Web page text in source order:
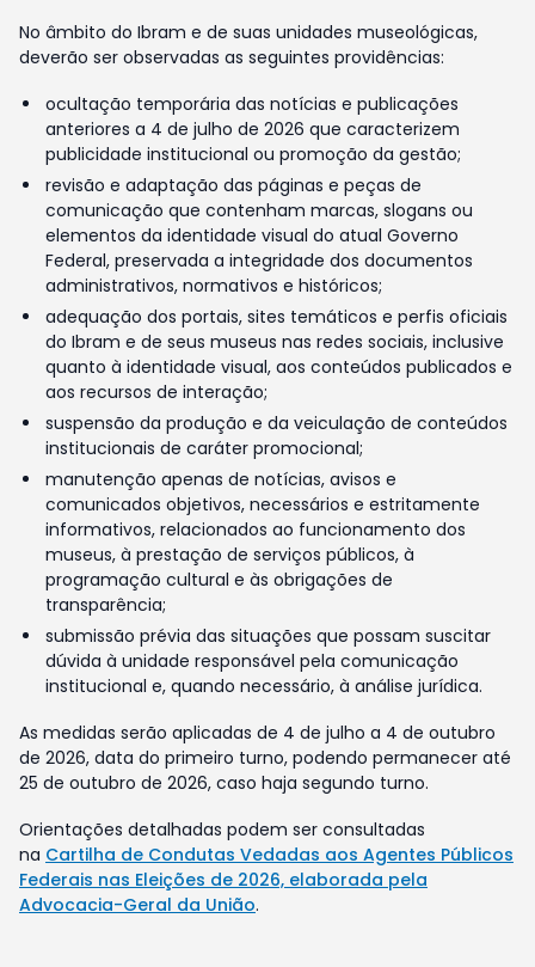
No âmbito do Ibram e de suas unidades museológicas,
deverão ser observadas as seguintes providências:
ocultação temporária das notícias e publicações
anteriores a 4 de julho de 2026 que caracterizem
publicidade institucional ou promoção da gestão;
revisão e adaptação das páginas e peças de
comunicação que contenham marcas, slogans ou
elementos da identidade visual do atual Governo
Federal, preservada a integridade dos documentos
administrativos, normativos e históricos;
adequação dos portais, sites temáticos e perfis oficiais
do Ibram e de seus museus nas redes sociais, inclusive
quanto à identidade visual, aos conteúdos publicados e
aos recursos de interação;
suspensão da produção e da veiculação de conteúdos
institucionais de caráter promocional;
manutenção apenas de notícias, avisos e
comunicados objetivos, necessários e estritamente
informativos, relacionados ao funcionamento dos
museus, à prestação de serviços públicos, à
programação cultural e às obrigações de
transparência;
submissão prévia das situações que possam suscitar
dúvida à unidade responsável pela comunicação
institucional e, quando necessário, à análise jurídica.
As medidas serão aplicadas de 4 de julho a 4 de outubro
de 2026, data do primeiro turno, podendo permanecer até
25 de outubro de 2026, caso haja segundo turno.
Orientações detalhadas podem ser consultadas
na Cartilha de Condutas Vedadas aos Agentes Públicos
Federais nas Eleições de 2026, elaborada pela
Advocacia-Geral da União.